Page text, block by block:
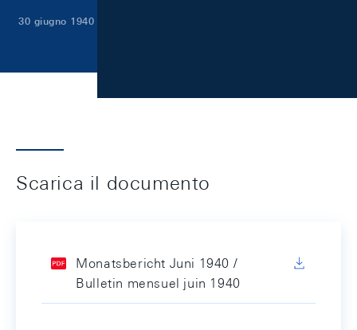
30 giugno 1940
Scarica il documento
Monatsbericht Juni 1940 /
Bulletin mensuel juin 1940